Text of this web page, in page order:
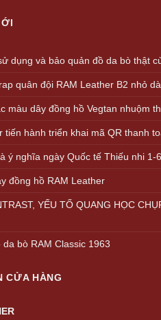
dụng và bảo quản đồ da bò thật
quân đội RAM Leather B2 nhỏ
màu dây đồng hồ Vegtan nhuộm
tiến hành triển khai mã QR thanh
ý nghĩa ngày Quốc tế Thiếu nhi 1-6.
đồng hồ RAM Leather
YẾU TỐ QUANG HỌC
da bò RAM Classic 1963
CỬA HÀNG